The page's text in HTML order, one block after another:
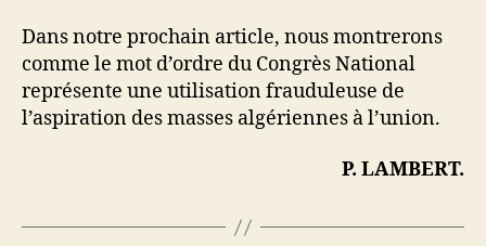
Dans notre prochain article, nous montrerons
comme le mot d’ordre du Congrès National
représente une utilisation frauduleuse de
l’aspiration des masses algériennes à l’union.
P. LAMBERT.